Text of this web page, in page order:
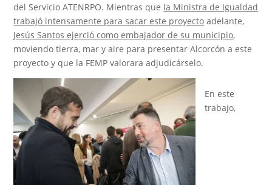
del Servicio ATENRPO. Mientras que la Ministra de Igualdad
trabajó intensamente para sacar este proyecto adelante,
Jesús Santos ejerció como embajador de su municipio,
moviendo tierra, mar y aire para presentar Alcorcón a este
proyecto y que la FEMP valorara adjudicárselo.
En este
trabajo,